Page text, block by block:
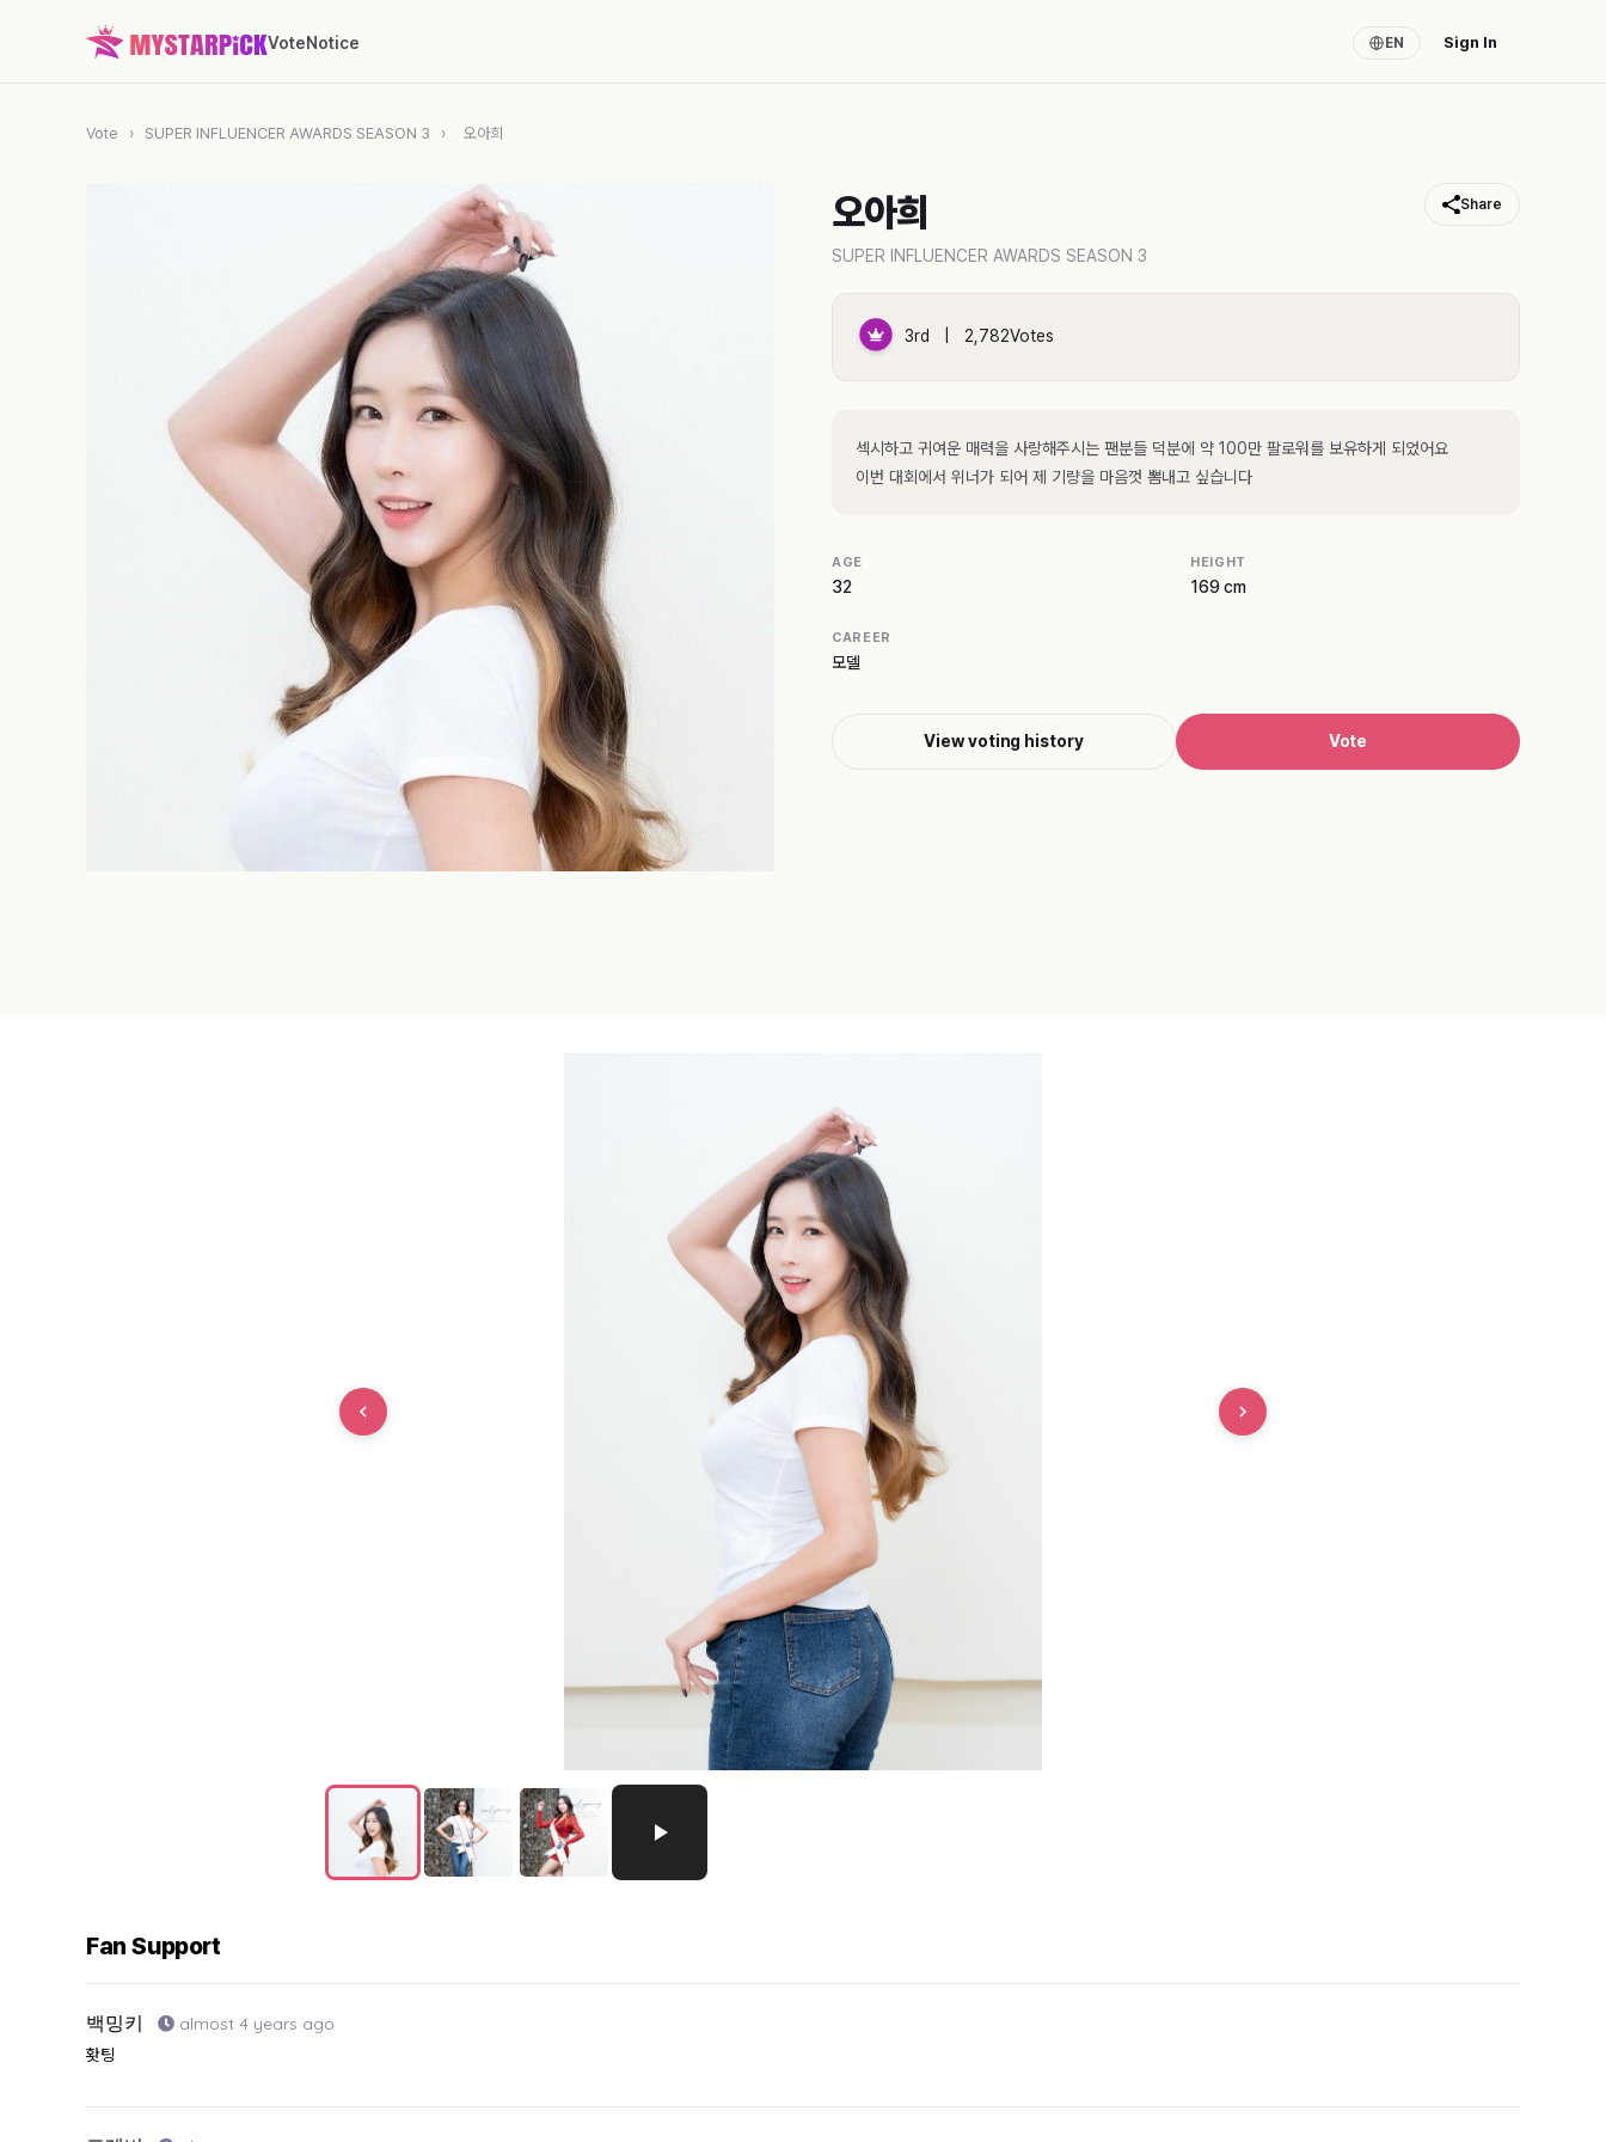
VoteNotice EN Sign In
Vote › SUPER INFLUENCER AWARDS SEASON 3 › 오아희
오아희 Share
SUPER INFLUENCER AWARDS SEASON 3
3rd | 2,782Votes
섹시하고 귀여운 매력을 사랑해주시는 팬분들 덕분에 약 100만 팔로워를 보유하게 되었어요
이번 대회에서 위너가 되어 제 기량을 마음껏 뽐내고 싶습니다
AGE
32
HEIGHT
169 cm
CAREER
모델
View voting history Vote
Fan Support
백밍키 almost 4 years ago
홧팅